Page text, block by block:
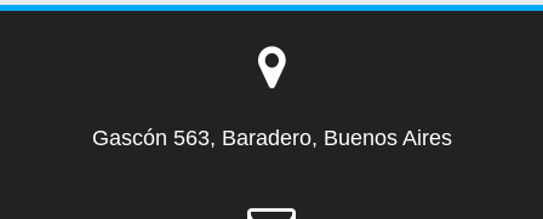
Gascón 563, Baradero, Buenos Aires